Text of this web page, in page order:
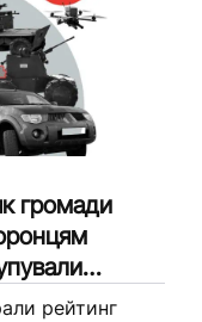
громади
рейтинг